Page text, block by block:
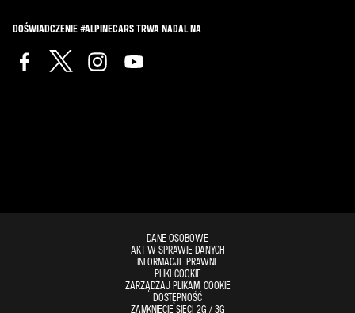
DOŚWIADCZENIE #ALPINECARS TRWA NADAL NA
DANE OSOBOWE
AKT W SPRAWIE DANYCH
INFORMACJE PRAWNE
PLIKI COOKIE
ZARZĄDZAJ PLIKAMI COOKIE
DOSTĘPNOŚĆ
ZAMKNIĘCIE SIECI 2G / 3G